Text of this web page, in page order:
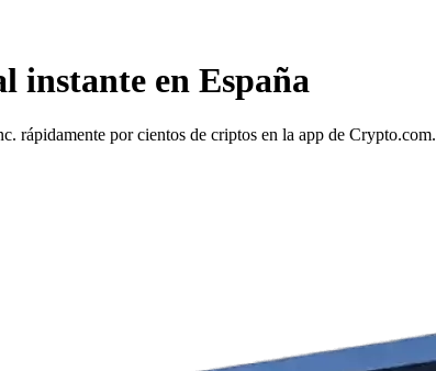
instante en España
rápidamente por cientos de criptos en la app de Crypto.com.